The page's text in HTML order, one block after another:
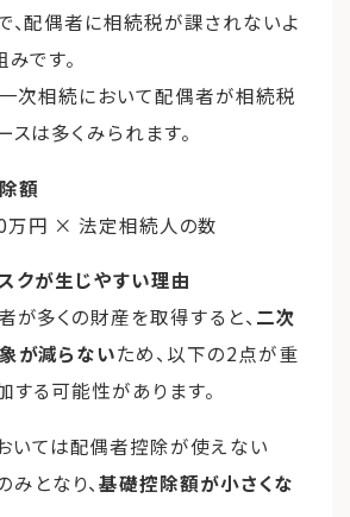
、配偶者に相続税が課されないよ
です。
一次相続において配偶者が相続税
は多くみられます。
額
円 × 法定相続人の数
クが生じやすい理由
多くの財産を取得すると、 二次
が減らないため、以下の2点が重
る可能性があります。
いては配偶者控除が使えない
となり、基礎控除額が小さくな